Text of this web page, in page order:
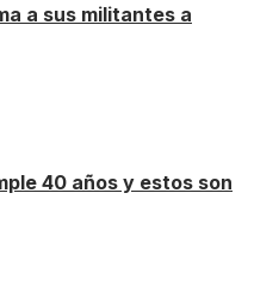
a sus militantes a
40 años y estos son